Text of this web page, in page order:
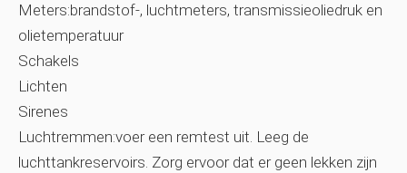
Meters:brandstof-, luchtmeters, transmissieoliedruk en
olietemperatuur
Schakels
Lichten
Sirenes
Luchtremmen:voer een remtest uit. Leeg de
luchttankreservoirs. Zorg ervoor dat er geen lekken zijn